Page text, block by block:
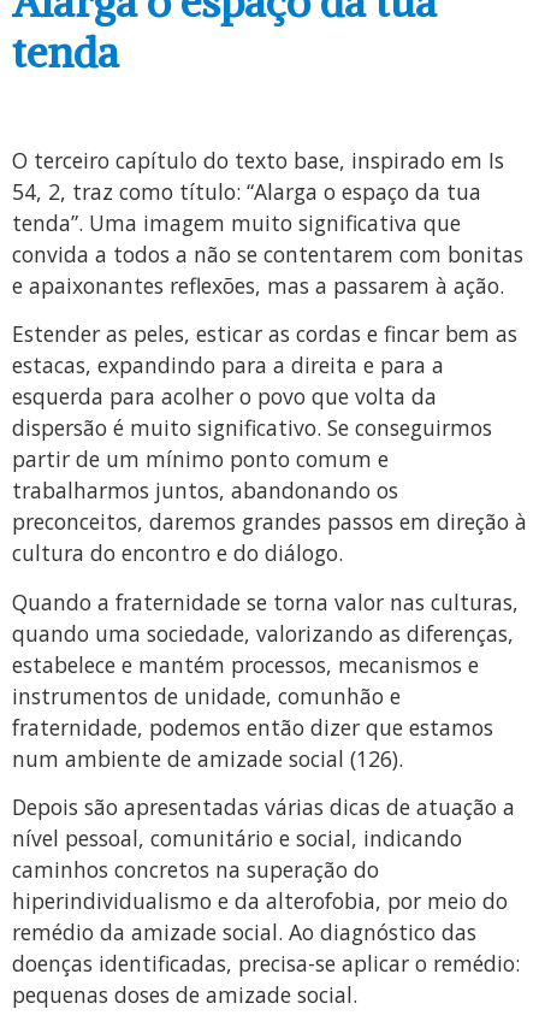
tenda
O terceiro capítulo do texto base, inspirado em Is
54, 2, traz como título: “Alarga o espaço da tua
tenda”. Uma imagem muito significativa que
convida a todos a não se contentarem com bonitas
e apaixonantes reflexões, mas a passarem à ação.
Estender as peles, esticar as cordas e fincar bem as
estacas, expandindo para a direita e para a
esquerda para acolher o povo que volta da
dispersão é muito significativo. Se conseguirmos
partir de um mínimo ponto comum e
trabalharmos juntos, abandonando os
preconceitos, daremos grandes passos em direção à
cultura do encontro e do diálogo.
Quando a fraternidade se torna valor nas culturas,
quando uma sociedade, valorizando as diferenças,
estabelece e mantém processos, mecanismos e
instrumentos de unidade, comunhão e
fraternidade, podemos então dizer que estamos
num ambiente de amizade social (126).
Depois são apresentadas várias dicas de atuação a
nível pessoal, comunitário e social, indicando
caminhos concretos na superação do
hiperindividualismo e da alterofobia, por meio do
remédio da amizade social. Ao diagnóstico das
doenças identificadas, precisa-se aplicar o remédio:
pequenas doses de amizade social.